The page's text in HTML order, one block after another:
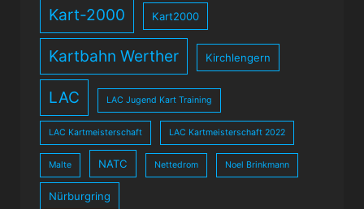
Kart-2000 Kart2000
Kartbahn Werther Kirchlengern
LAC LAC Jugend Kart Training
LAC Kartmeisterschaft LAC Kartmeisterschaft 2022
Malte NATC Nettedrom Noel Brinkmann
Nürburgring